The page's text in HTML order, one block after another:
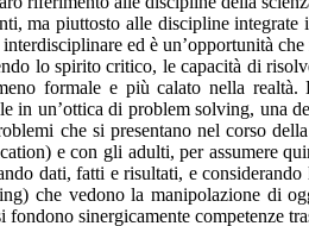
ma piuttosto alle discipline
ed è un’opportunità
lo spirito critico, le capacità di
formale e più calato nella
un’ottica di problem solving, una
che si presentano nel corso
e con gli adulti, per assumere
dati, fatti e risultati, e
che vedono la manipolazione di
sinergicamente competenze